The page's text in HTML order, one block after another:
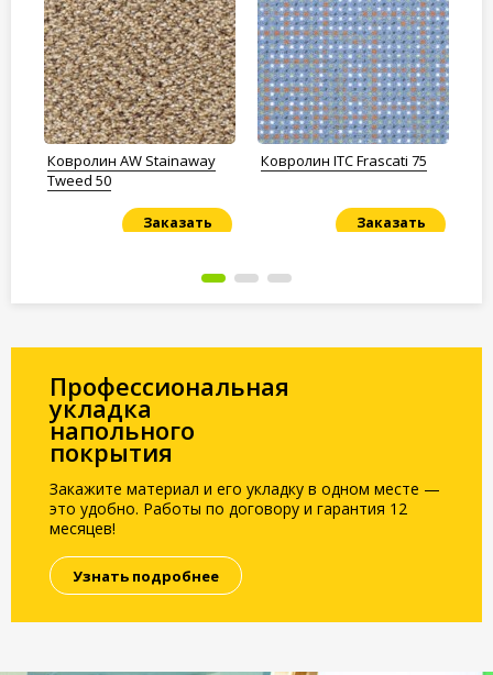
Ковролин AW Stainaway
Tweed 50
Заказать
Ковролин ITC Frascati 75
Заказать
Профессиональная
укладка
напольного
покрытия
Закажите материал и его укладку в одном месте —
это удобно. Работы по договору и гарантия 12
месяцев!
Узнать подробнее